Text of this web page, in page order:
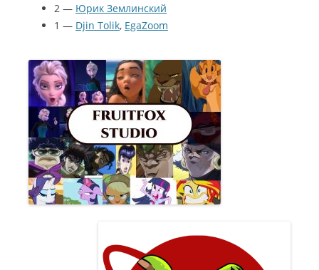
2 — Юрик Землинский
1 — Djin Tolik, EgaZoom